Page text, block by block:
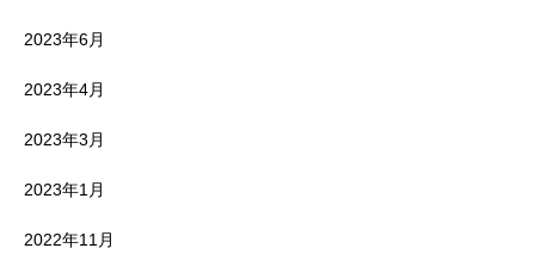
2023年6月
2023年4月
2023年3月
2023年1月
2022年11月